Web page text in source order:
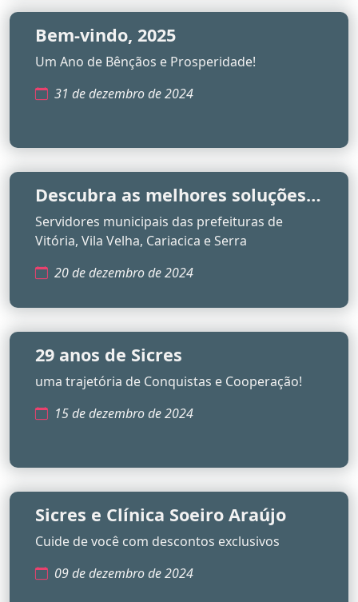
Bem-vindo, 2025
Um Ano de Bênçãos e Prosperidade!
31 de dezembro de 2024
Descubra as melhores soluções
de crédito na Sicres!
Servidores municipais das prefeituras de
Vitória, Vila Velha, Cariacica e Serra
20 de dezembro de 2024
29 anos de Sicres
uma trajetória de Conquistas e Cooperação!
15 de dezembro de 2024
Sicres e Clínica Soeiro Araújo
Cuide de você com descontos exclusivos
09 de dezembro de 2024